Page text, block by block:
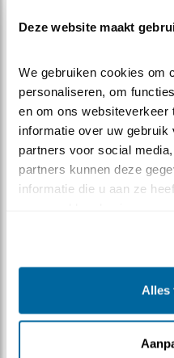
Deze website maakt
We gebruiken cookies om
personaliseren, om
en om ons websiteverkeer
informatie over uw
partners voor social
partners kunnen deze
informatie die u aan ze
Alles
TitelDe heer Mevrouw
Tussenv.
Achternaam
Telefoonnummer (optioneel)